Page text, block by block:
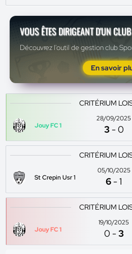
VOUS ÊTES DIRIGEANT D'UN
Découvrez l'outil de gestion club
En savoir
CRITÉRIUM
Jouy FC 1
28/09/2025
3 -0
CRITÉRIUM
St Crepin Usr 1
05/10/2025
6 -1
CRITÉRIUM
Jouy FC 1
19/10/2025
0 -3